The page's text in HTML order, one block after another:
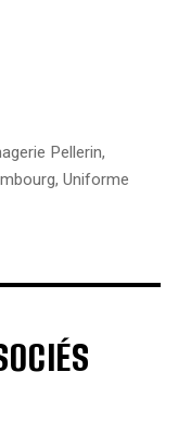
Pellerin,
, Uniforme